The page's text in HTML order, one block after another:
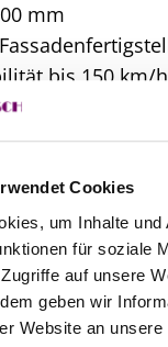
Cookies
um Inhalte und
für soziale
auf unsere
geben wir
Website an
mm
bis 150 km/h